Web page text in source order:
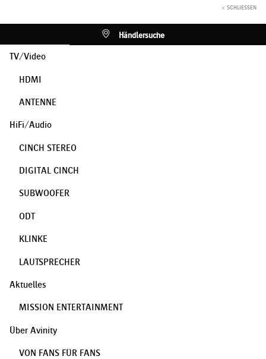
× SCHLIESSEN
Händlersuche
TV/Video
HDMI
ANTENNE
HiFi/Audio
CINCH STEREO
DIGITAL CINCH
SUBWOOFER
ODT
KLINKE
LAUTSPRECHER
Aktuelles
MISSION ENTERTAINMENT
Über Avinity
VON FANS FÜR FANS